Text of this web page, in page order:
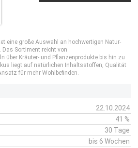
eine große Auswahl an hochwertigen Natur-
Das Sortiment reicht von
über Kräuter- und Pflanzenprodukte bis hin zu
liegt auf natürlichen Inhaltsstoffen, Qualität
für mehr Wohlbefinden.
22.10.2024
41 %
30 Tage
bis 6 Wochen